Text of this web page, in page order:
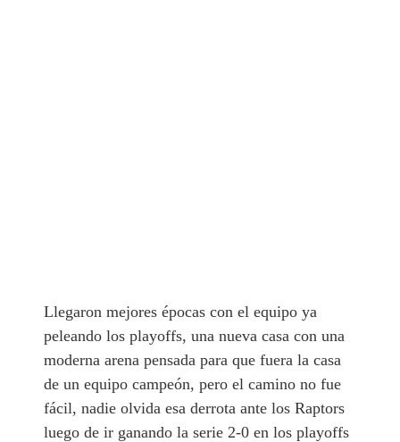
Llegaron mejores épocas con el equipo ya
peleando los playoffs, una nueva casa con una
moderna arena pensada para que fuera la casa
de un equipo campeón, pero el camino no fue
fácil, nadie olvida esa derrota ante los Raptors
luego de ir ganando la serie 2-0 en los playoffs